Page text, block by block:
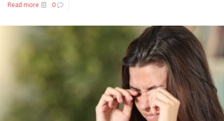
0
Read more